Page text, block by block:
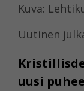
Kuva:
Uutinen
uusi